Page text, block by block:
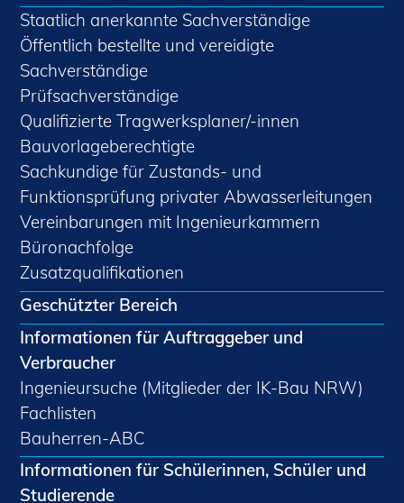
Staatlich anerkannte Sachverständige
Öffentlich bestellte und vereidigte
Sachverständige
Prüfsachverständige
Qualifizierte Tragwerksplaner/-innen
Bauvorlageberechtigte
Sachkundige für Zustands- und
Funktionsprüfung privater Abwasserleitungen
Vereinbarungen mit Ingenieurkammern
Büronachfolge
Zusatzqualifikationen
Geschützter Bereich
Informationen für Auftraggeber und
Verbraucher
Ingenieursuche (Mitglieder der IK-Bau NRW)
Fachlisten
Bauherren-ABC
Informationen für Schülerinnen, Schüler und
Studierende